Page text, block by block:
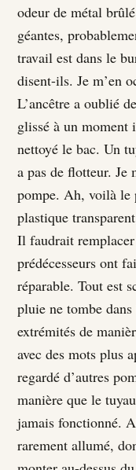
odeur de métal
géantes,
travail est dans le
disent-ils. Je m’en
L’ancêtre a oublié
glissé à un moment
nettoyé le bac. Un
a pas de flotteur. Je
pompe. Ah, voilà le
plastique
Il faudrait
prédécesseurs ont
réparable. Tout est
pluie ne tombe
extrémités de
avec des mots plus
regardé d’autres
manière que le
jamais fonctionné.
rarement allumé,